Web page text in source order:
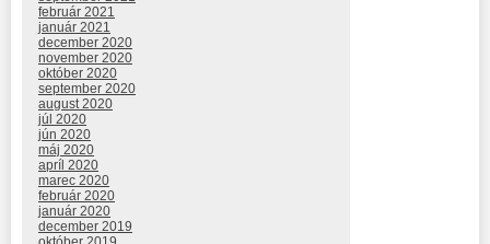
február 2021
január 2021
december 2020
november 2020
október 2020
september 2020
august 2020
júl 2020
jún 2020
máj 2020
apríl 2020
marec 2020
február 2020
január 2020
december 2019